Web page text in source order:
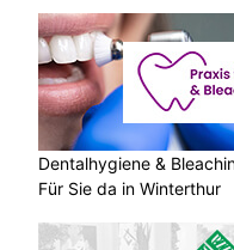
Dentalhygiene &
Für Sie da in Winterthur